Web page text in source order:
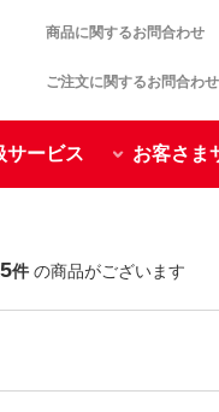
商品に関するお問合わせ
ご注文に関するお問合わせ
サービス お客さま
件の商品がございます